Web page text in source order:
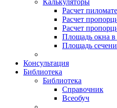
Калькуляторы
Расчет
Расчет
Расчет
Площадь окна в
Площадь
Консультация
Библиотека
Библиотека
Справочник
Всеобуч